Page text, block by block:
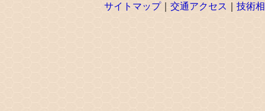
サイトマップ｜ 交通アクセス 技術